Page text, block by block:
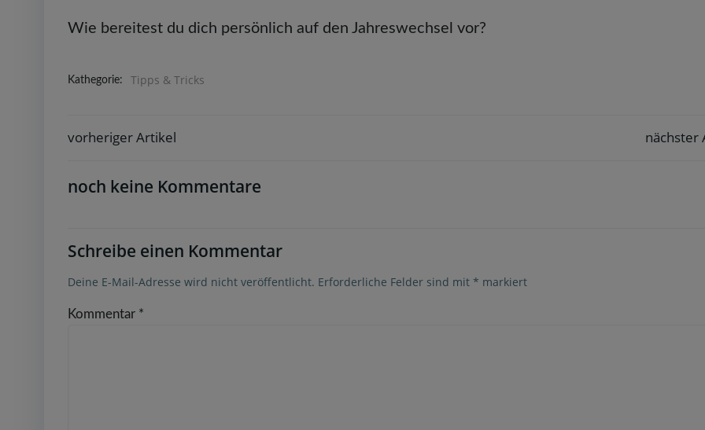
Wie bereitest du dich persönlich auf den Jahreswechsel vor?
Kathegorie: Tipps & Tricks
Post
navigation
vorheriger Artikel nächster
noch keine Kommentare
Schreibe einen Kommentar
Deine E-Mail-Adresse wird nicht veröffentlicht. Erforderliche Felder sind mit * markiert
Kommentar *